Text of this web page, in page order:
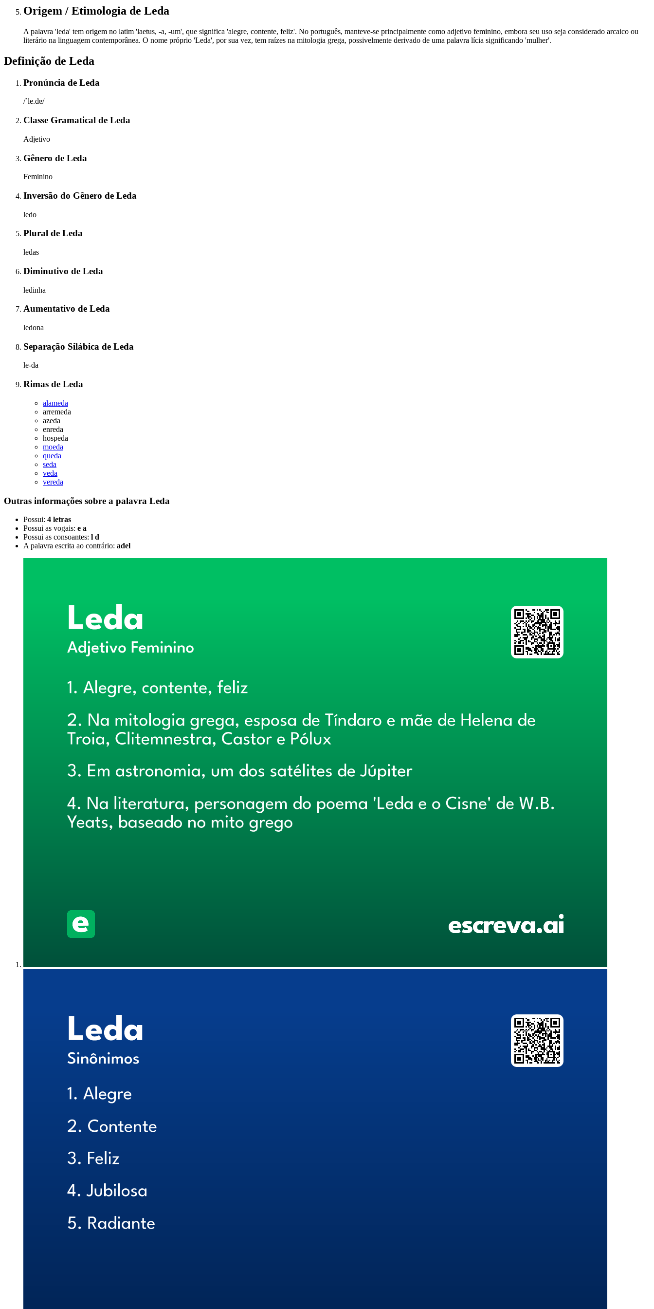
Origem / Etimologia de Leda
A palavra 'leda' tem origem no latim 'laetus, -a, -um', que significa 'alegre, contente, feliz'. No português, manteve-se principalmente como adjetivo feminino, embora seu uso seja considerado arcaico ou
literário na linguagem contemporânea. O nome próprio 'Leda', por sua vez, tem raízes na mitologia grega, possivelmente derivado de uma palavra lícia significando 'mulher'.
Definição de Leda
Pronúncia de Leda
/ˈle.dɐ/
Classe Gramatical de Leda
Adjetivo
Gênero de Leda
Feminino
Inversão do Gênero de Leda
ledo
Plural de Leda
ledas
Diminutivo de Leda
ledinha
Aumentativo de Leda
ledona
Separação Silábica de Leda
le-da
Rimas de Leda
alameda
arremeda
azeda
enreda
hospeda
moeda
queda
seda
veda
vereda
Outras informações sobre a palavra Leda
Possui: 4 letras
Possui as vogais: e a
Possui as consoantes: l d
A palavra escrita ao contrário: adel